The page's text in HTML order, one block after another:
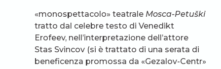
«monospettacolo» teatrale Mosca-Petuški
tratto dal celebre testo di Venedikt
Erofeev, nell’interpretazione dell’attore
Stas Svincov (si è trattato di una serata di
beneficenza promossa da «Gezalov-Centr»